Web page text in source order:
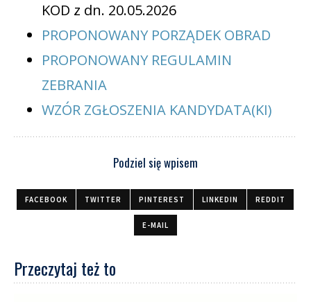
KOD z dn. 20.05.2026
PROPONOWANY PORZĄDEK OBRAD
PROPONOWANY REGULAMIN
ZEBRANIA
WZÓR ZGŁOSZENIA KANDYDATA(KI)
Podziel się wpisem
FACEBOOK TWITTER PINTEREST LINKEDIN REDDIT
E-MAIL
Przeczytaj też to